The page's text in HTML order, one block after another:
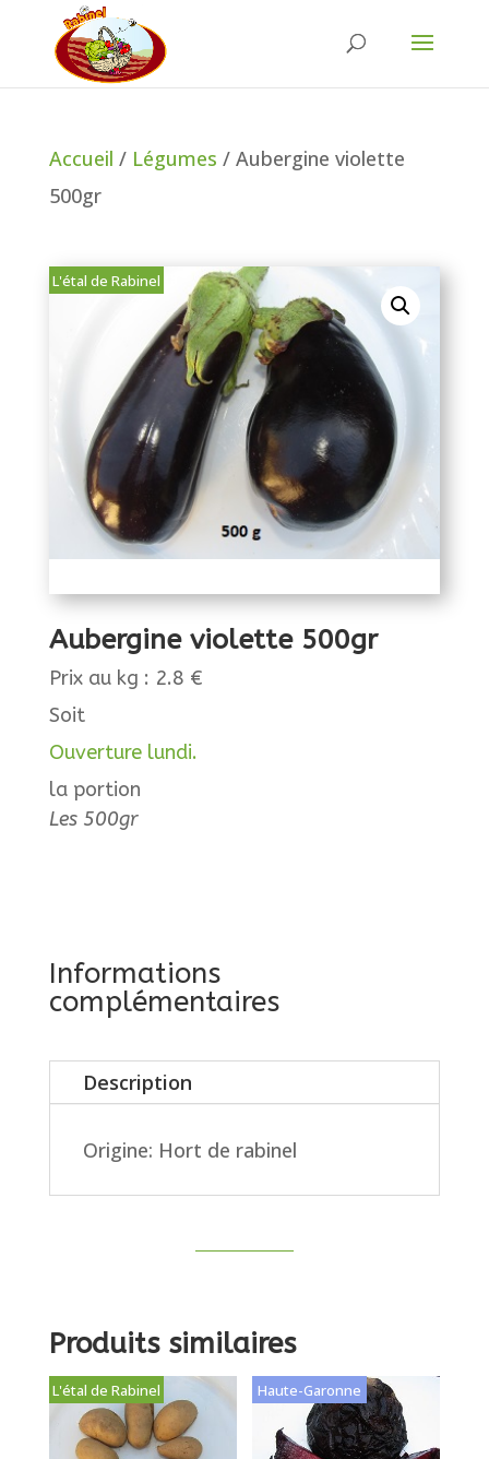
Accueil / Légumes / Aubergine violette
500gr
L'étal de Rabinel
Aubergine violette 500gr
Prix au kg : 2.8 €
Soit
Ouverture lundi.
la portion
Les 500gr
Informations
complémentaires
Description
Origine: Hort de rabinel
Produits similaires
L'étal de Rabinel Haute-Garonne